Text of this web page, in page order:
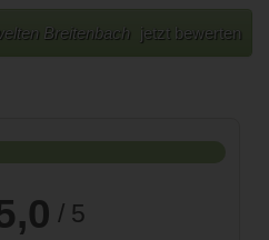
Breitenbach jetzt bewerten
/ 5